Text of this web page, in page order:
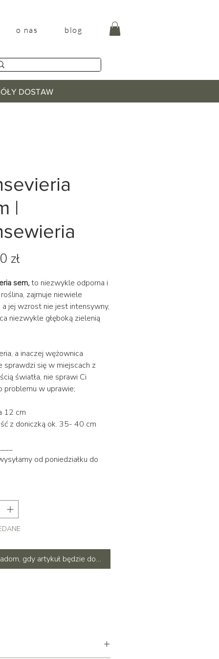
o nas blog
DOSTAW
|
złCena
sem,to niezwykle odporna i
zajmuje niewiele
a jej wzrost nie jest intensywny,
niezwykle głęboką zielenią
a inaczej wężownica
sprawdzi się w miejscach z
światła, nie sprawi Ci
problemu w uprawie;
12 cm
z doniczką ok. 35- 40 cm
od poniedziałku do
gdy artykuł będzie dostępny